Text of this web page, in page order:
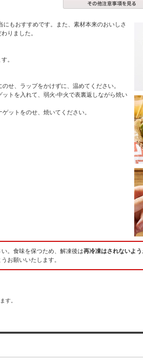
もおすすめです。また、素材本来のおいしさ
りました。
。
せ、ラップをかけずに、温めてください。
トを入れて、弱火-中火で表裏返しながら焼い
ットをのせ、焼いてください。
。食味を保つため、解凍後は再冷凍はされないよう
お願いいたします。
す。